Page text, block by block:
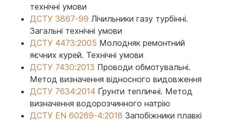
технічні умови
ДСТУ 3867-99 Лічильники газу турбінні.
Загальні технічні умови
ДСТУ 4473:2005 Молодняк ремонтний
яєчних курей. Технічні умови
ДСТУ 7430:2013 Проводи обмотувальні.
Метод визначення відносного видовження
ДСТУ 7634:2014 Ґрунти тепличні. Метод
визначення водорозчинного натрію
ДСТУ EN 60269-4:2018 Запобіжники плавкі